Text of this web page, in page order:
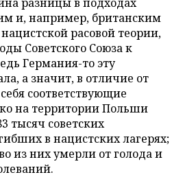
и, например, британским
расовой теории,
Советского Союза к
Германия-то эту
а значит, в отличие от
соответствующие
на территории Польши
тысяч советских
в нацистских лагерях;
из них умерли от голода и